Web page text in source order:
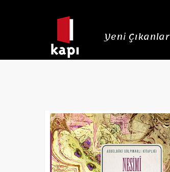
Yeni Çıkanlar